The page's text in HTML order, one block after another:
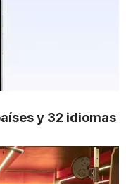
y 32 idiomas